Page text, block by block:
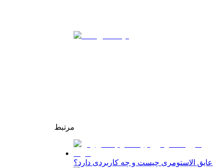
مرتبط
عایق الاستومری چیست و چه کاربردی دارد؟